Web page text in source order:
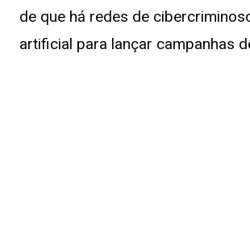
de que há redes de
artificial para lançar campanhas